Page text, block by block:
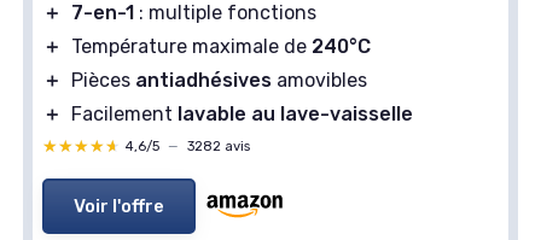
＋
7-en-1 : multiple fonctions
＋
Température maximale de 240°C
＋
Pièces antiadhésives amovibles
＋
Facilement lavable au lave-vaisselle
★★★★★
★★★★★ 4,6/5 — 3282 avis
Voir l'offre